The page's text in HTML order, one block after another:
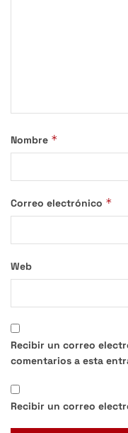
Nombre *
Correo electrónico *
Web
Recibir un correo
comentarios a esta
Recibir un correo